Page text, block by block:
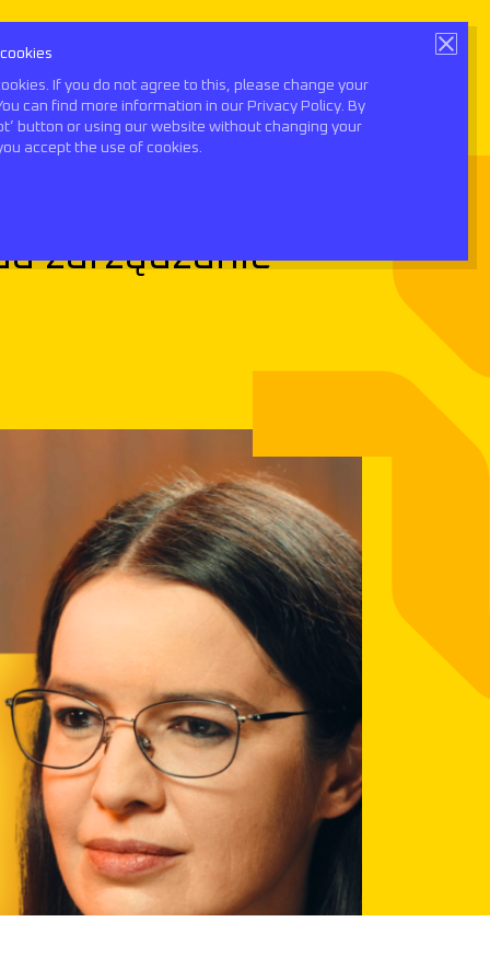
If you do not agree to this, please change your
can find more information in our Privacy Policy. By
button or using our website without changing your
accept the use of cookies.
#32
zarządzanie